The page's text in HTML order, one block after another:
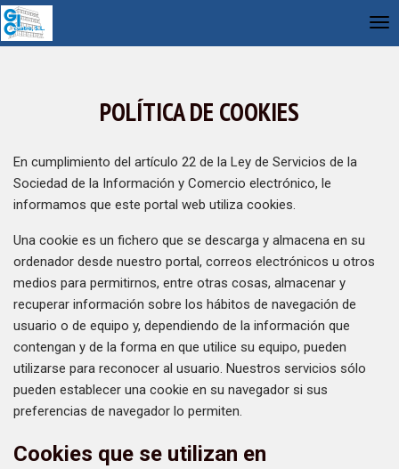
POLÍTICA DE COOKIES
En cumplimiento del artículo 22 de la Ley de Servicios de la
Sociedad de la Información y Comercio electrónico, le
informamos que este portal web utiliza cookies.
Una cookie es un fichero que se descarga y almacena en su
ordenador desde nuestro portal, correos electrónicos u otros
medios para permitirnos, entre otras cosas, almacenar y
recuperar información sobre los hábitos de navegación de
usuario o de equipo y, dependiendo de la información que
contengan y de la forma en que utilice su equipo, pueden
utilizarse para reconocer al usuario. Nuestros servicios sólo
pueden establecer una cookie en su navegador si sus
preferencias de navegador lo permiten.
Cookies que se utilizan en